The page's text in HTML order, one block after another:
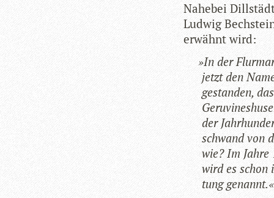
Nahe­bei
Lud­wig
erwähnt wird:
»In der
jetzt den
gestan­den,
der
schwand von
wie? Im Jahre
wird es schon
tung genannt.«